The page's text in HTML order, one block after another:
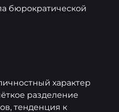
бюрократической
характер
разделение
тенденция к